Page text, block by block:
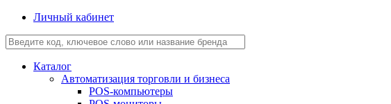
Личный кабинет
Каталог
Автоматизация торговли и бизнеса
POS-компьютеры